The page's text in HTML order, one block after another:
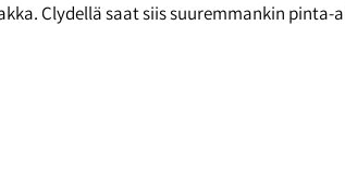
Clydellä saat siis suuremmankin